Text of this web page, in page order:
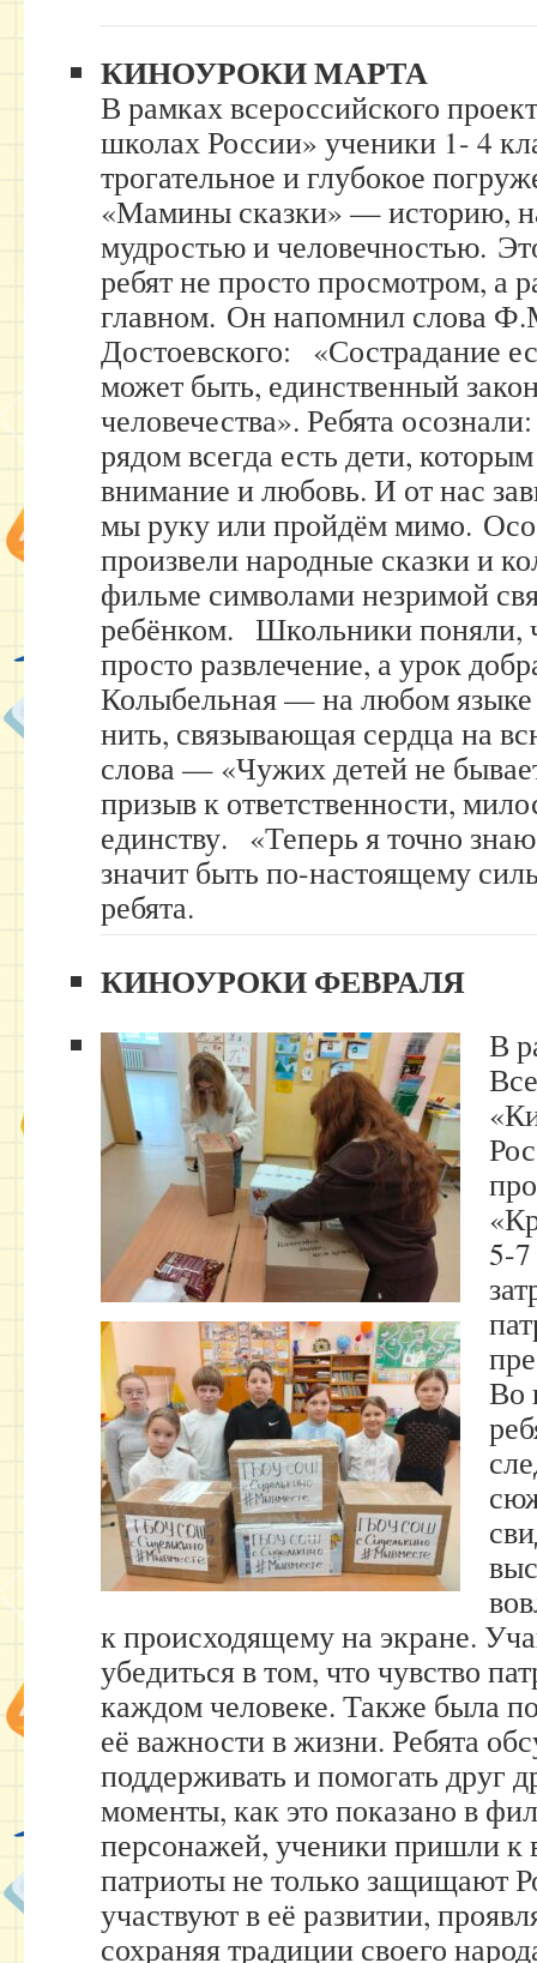
КИНОУРОКИ МАРТА
В рамках всероссийского
школах России» ученики 1- 4
трогательное и глубокое
«Мамины сказки» — историю,
мудростью и человечностью.
ребят не просто просмотром, а
главном. Он напомнил слова
Достоевского: «Сострадание
может быть, единственный
человечества». Ребята
рядом всегда есть дети,
внимание и любовь. И от нас
мы руку или пройдём мимо.
произвели народные сказки и
фильме символами незримой
ребёнком. Школьники поняли,
просто развлечение, а урок
Колыбельная — на любом
нить, связывающая сердца на
слова — «Чужих детей не
призыв к ответственности,
единству. «Теперь я точно
значит быть по-настоящему
ребята.
КИНОУРОКИФЕВРАЛЯ
В
5-
Во
к происходящему на экране.
убедиться в том, что чувство
каждом человеке. Также была
её важности в жизни. Ребята
поддерживать и помогать друг
моменты, как это показано в
персонажей, ученики пришли к
патриоты не только защищают
участвуют в её развитии,
сохраняя традиции своего